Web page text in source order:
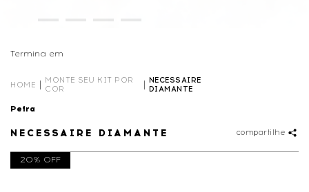
Termina em
HOME
MONTE SEU KIT POR
COR
NECESSAIRE
DIAMANTE
Petra
NECESSAIRE DIAMANTE compartilhe
20% OFF